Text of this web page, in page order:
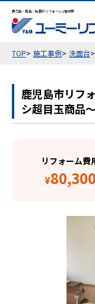
鹿児島・霧島・姶良のリフォーム&増改築
TOP 施工事例 洗面台
鹿児島市リ
シ超目玉商品～
リフォーム費
¥80,300